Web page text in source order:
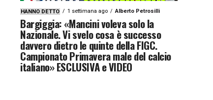
HANNO DETTO 1 settimana ago Alberto Petrosilli
Bargiggia: «Mancini voleva solo la
Nazionale. Vi svelo cosa è successo
davvero dietro le quinte della FIGC.
Campionato Primavera male del calcio
italiano» ESCLUSIVA e VIDEO